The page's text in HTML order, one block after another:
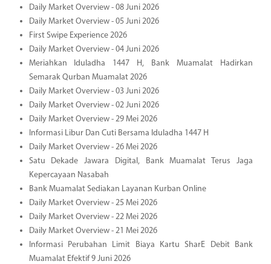
Daily Market Overview - 08 Juni 2026
Daily Market Overview - 05 Juni 2026
First Swipe Experience 2026
Daily Market Overview - 04 Juni 2026
Meriahkan Iduladha 1447 H, Bank Muamalat Hadirkan
Semarak Qurban Muamalat 2026
Daily Market Overview - 03 Juni 2026
Daily Market Overview - 02 Juni 2026
Daily Market Overview - 29 Mei 2026
Informasi Libur Dan Cuti Bersama Iduladha 1447 H
Daily Market Overview - 26 Mei 2026
Satu Dekade Jawara Digital, Bank Muamalat Terus Jaga
Kepercayaan Nasabah
Bank Muamalat Sediakan Layanan Kurban Online
Daily Market Overview - 25 Mei 2026
Daily Market Overview - 22 Mei 2026
Daily Market Overview - 21 Mei 2026
Informasi Perubahan Limit Biaya Kartu SharE Debit Bank
Muamalat Efektif 9 Juni 2026